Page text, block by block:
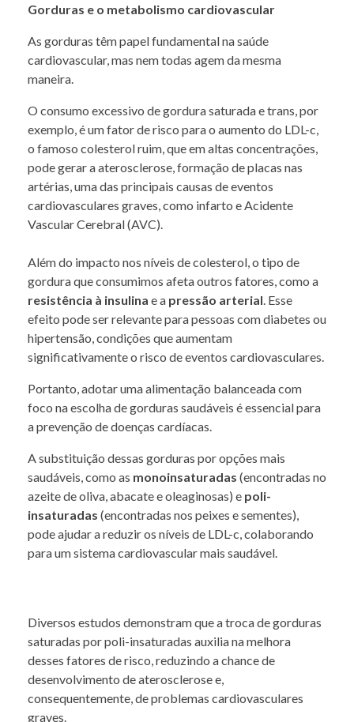
Gorduras e o metabolismo cardiovascular
As gorduras têm papel fundamental na saúde
cardiovascular, mas nem todas agem da mesma
maneira.
O consumo excessivo de gordura saturada e trans, por
exemplo, é um fator de risco para o aumento do LDL-c,
o famoso colesterol ruim, que em altas concentrações,
pode gerar a aterosclerose, formação de placas nas
artérias, uma das principais causas de eventos
cardiovasculares graves, como infarto e Acidente
Vascular Cerebral (AVC).
Além do impacto nos níveis de colesterol, o tipo de
gordura que consumimos afeta outros fatores, como a
resistência à insulina e a pressão arterial . Esse
efeito pode ser relevante para pessoas com diabetes ou
hipertensão, condições que aumentam
significativamente o risco de eventos cardiovasculares.
Portanto, adotar uma alimentação balanceada com
foco na escolha de gorduras saudáveis é essencial para
a prevenção de doenças cardíacas.
A substituição dessas gorduras por opções mais
saudáveis, como as monoinsaturadas (encontradas no
azeite de oliva, abacate e oleaginosas) e poli-
insaturadas (encontradas nos peixes e sementes),
pode ajudar a reduzir os níveis de LDL-c, colaborando
para um sistema cardiovascular mais saudável.
Diversos estudos demonstram que a troca de gorduras
saturadas por poli-insaturadas auxilia na melhora
desses fatores de risco, reduzindo a chance de
desenvolvimento de aterosclerose e,
consequentemente, de problemas cardiovasculares
graves.